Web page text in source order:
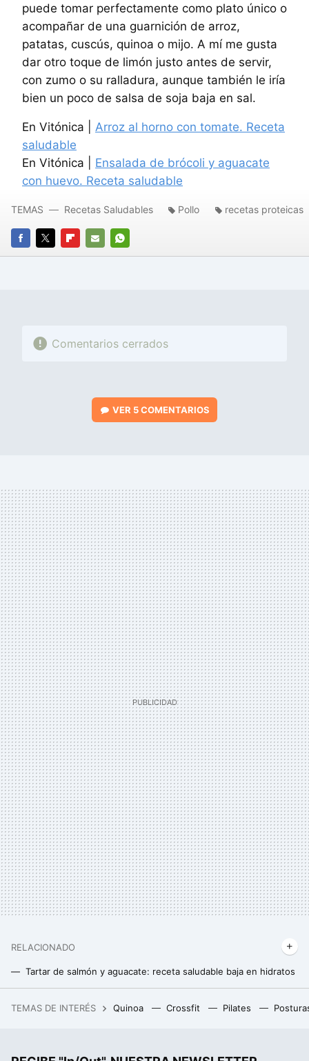
puede tomar perfectamente como plato único o
acompañar de una guarnición de arroz,
patatas, cuscús, quinoa o mijo. A mí me gusta
dar otro toque de limón justo antes de servir,
con zumo o su ralladura, aunque también le iría
bien un poco de salsa de soja baja en sal.
En Vitónica | Arroz al horno con tomate. Receta
saludable
En Vitónica | Ensalada de brócoli y aguacate
con huevo. Receta saludable
FACEBOOK
TWITTERFLIPBOARD
E-
WHATSAPP
TEMAS Recetas Saludables Pollo recetas proteicas
Comentarios cerrados
VER 5 COMENTARIOS
RELACIONADO
Tartar de salmón y aguacate: receta saludable baja en hidratos
TEMAS DE INTERÉS Quinoa Crossfit Pilates